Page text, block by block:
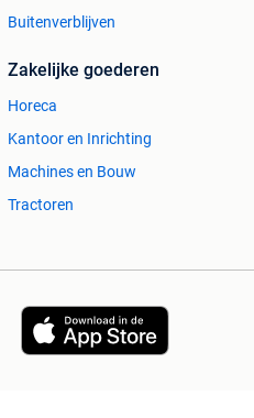
Buitenverblijven
Zakelijke goederen
Horeca
Kantoor en Inrichting
Machines en Bouw
Tractoren